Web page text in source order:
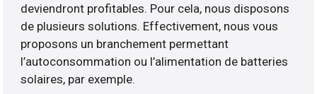
deviendront profitables. Pour cela, nous disposons
de plusieurs solutions. Effectivement, nous vous
proposons un branchement permettant
l’autoconsommation ou l’alimentation de batteries
solaires, par exemple.